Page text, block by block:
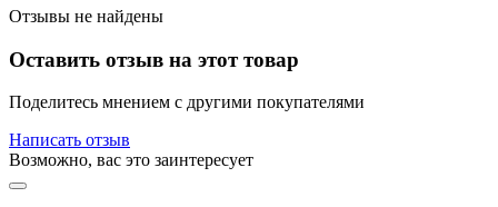
Отзывы не найдены
Оставить отзыв на этот товар
Поделитесь мнением с другими покупателями
Написать отзыв
Возможно, вас это заинтересует